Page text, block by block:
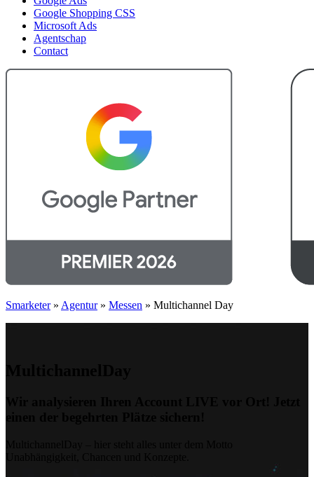
Google Shopping CSS
Microsoft Ads
Agentschap
Contact
Smarketer» Agentur» Messen » Multichannel Day